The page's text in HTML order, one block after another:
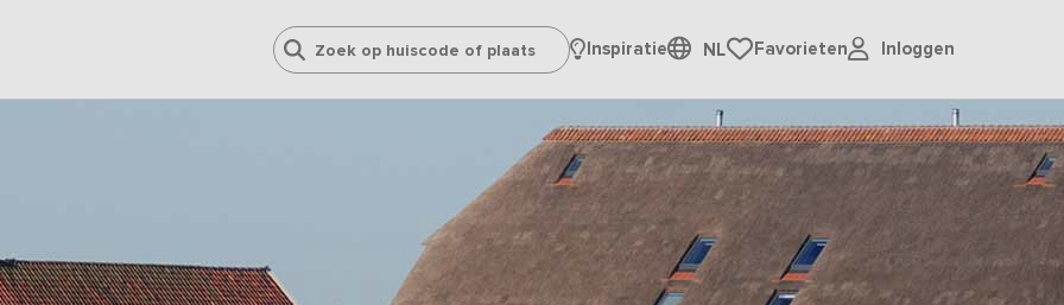
Inspiratie NL Favorieten Inloggen